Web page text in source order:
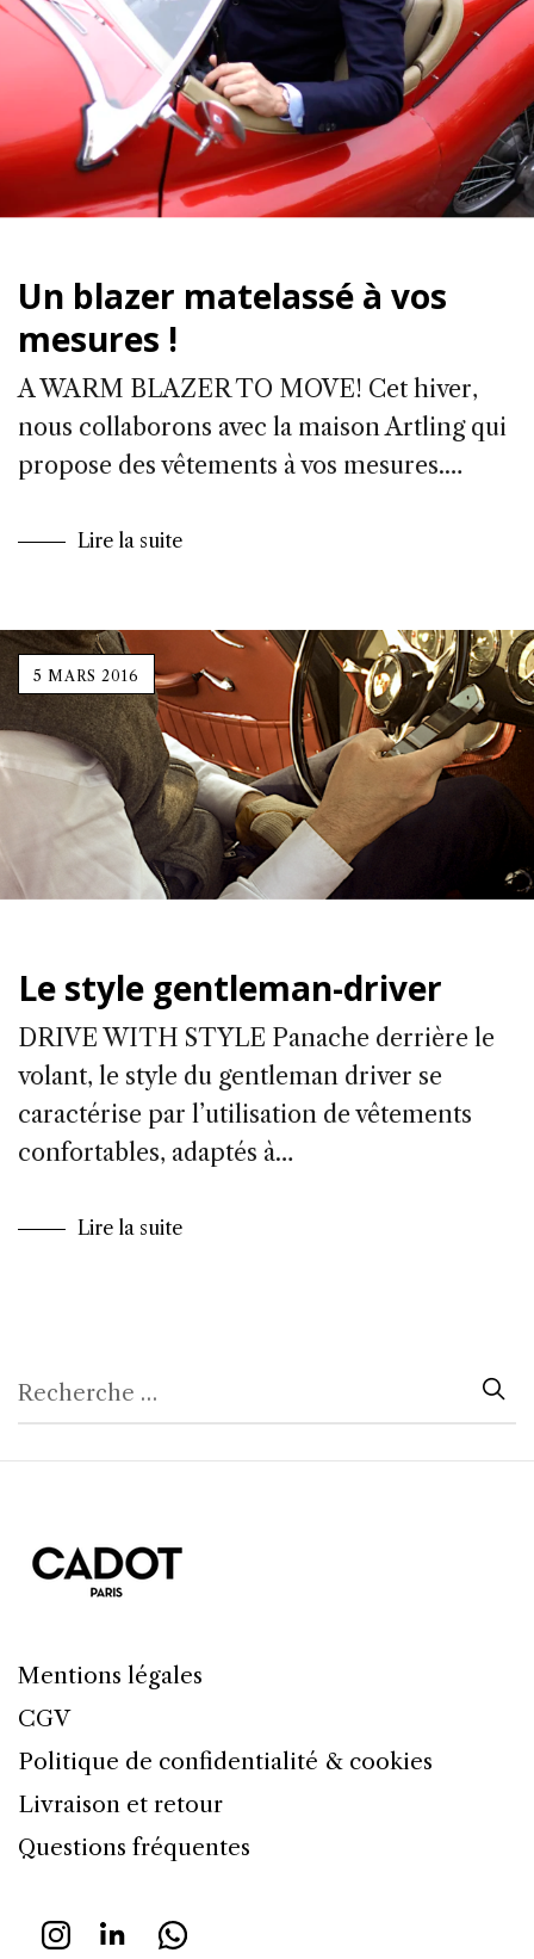
Un blazer matelassé à vos
mesures !
A WARM BLAZER TO MOVE! Cet hiver,
nous collaborons avec la maison Artling qui
propose des vêtements à vos mesures.…
Lire la suite
5 MARS 2016
Le style gentleman-driver
DRIVE WITH STYLE Panache derrière le
volant, le style du gentleman driver se
caractérise par l’utilisation de vêtements
confortables, adaptés à…
Lire la suite
Mentions légales
CGV
Politique de confidentialité & cookies
Livraison et retour
Questions fréquentes